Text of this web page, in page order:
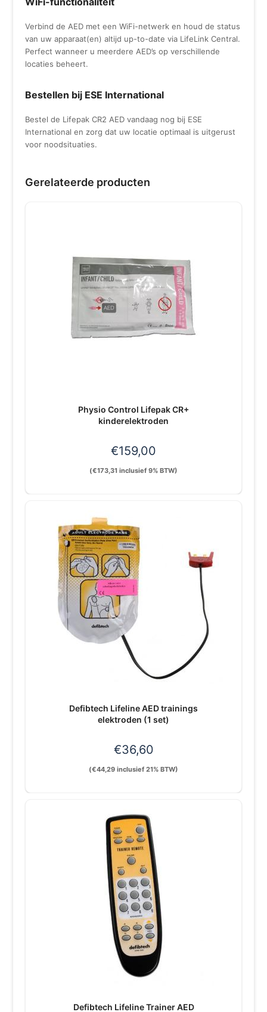
Verbind de AED met een WiFi-netwerk en houd de status
van uw apparaat(en) altijd up-to-date via LifeLink Central.
Perfect wanneer u meerdere AED’s op verschillende
locaties beheert.
Bestellen bij ESE International
Bestel de Lifepak CR2 AED vandaag nog bij ESE
International en zorg dat uw locatie optimaal is uitgerust
voor noodsituaties.
Gerelateerde producten
Physio Control Lifepak CR+
kinderelektroden
€159,00
(€173,31 inclusief 9% BTW)
Defibtech Lifeline AED trainings
elektroden (1 set)
€36,60
(€44,29 inclusief 21% BTW)
Defibtech Lifeline Trainer AED